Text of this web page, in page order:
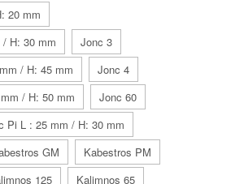
20 mm
H: 30 mm
Jonc 3
/ H: 45 mm
Jonc 4
/ H: 50 mm
Jonc 60
Pi L : 25 mm / H: 30 mm
GM
Kabestros PM
125 Kalimnos 65